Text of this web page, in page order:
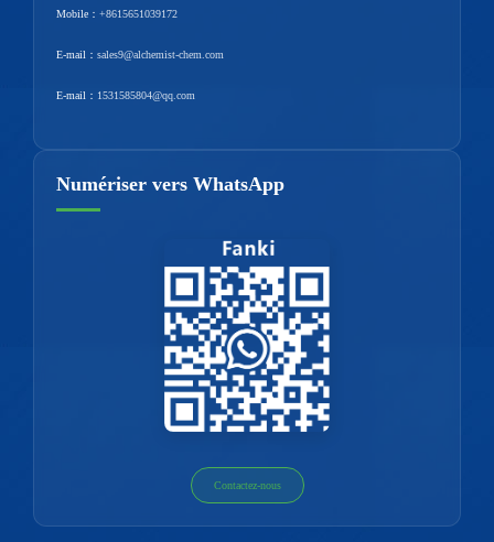
Mobile： +8615651039172
E-mail： sales9@alchemist-chem.com
E-mail： 1531585804@qq.com
Numériser vers WhatsApp
Contactez-nous